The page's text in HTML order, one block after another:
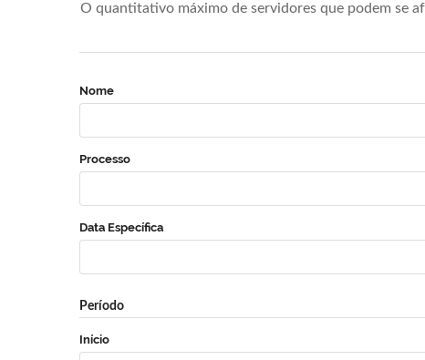
O quantitativo máximo de servidores que podem se
Nome
Processo
Data Específica
Período
Início